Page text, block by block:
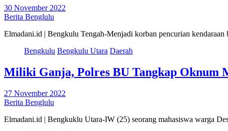
30 November 2022
Berita Benglulu
Elmadani.id | Bengkulu Tengah-Menjadi korban pencurian
Bengkulu Bengkulu Utara Daerah
Miliki Ganja, Polres BU Tangkap Oknum
27 November 2022
Berita Benglulu
Elmadani.id | Bengkuklu Utara-IW (25) seorang mahasiswa warga